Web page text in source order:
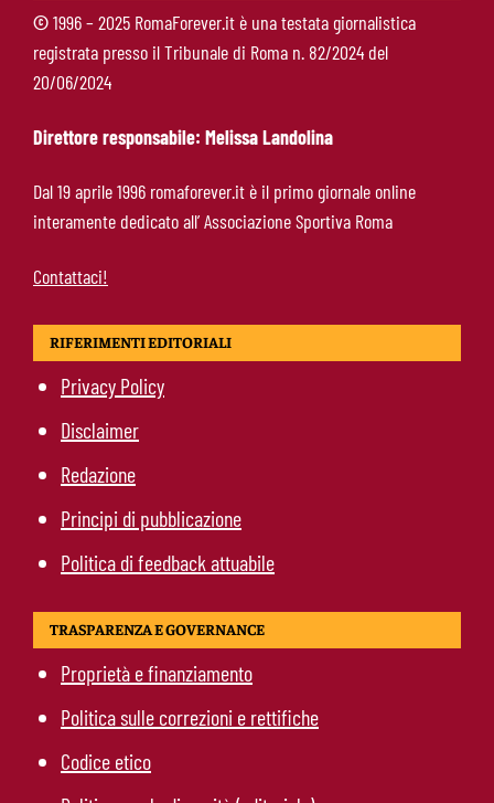
Ziolkowski-Roma, scelta di campo: “Penso
soltanto ai giallorossi”
©1996 – 2025 RomaForever.it è una testata giornalistica
registrata presso il Tribunale di Roma n. 82/2024 del
20/06/2024
Direttore responsabile: Melissa Landolina
Dal 19 aprile 1996 romaforever.it è il primo giornale online
interamente dedicato all’ Associazione Sportiva Roma
Contattaci!
RIFERIMENTI EDITORIALI
Privacy Policy
Disclaimer
Redazione
Principi di pubblicazione
Politica di feedback attuabile
TRASPARENZA E GOVERNANCE
Proprietà e finanziamento
Politica sulle correzioni e rettifiche
Codice etico